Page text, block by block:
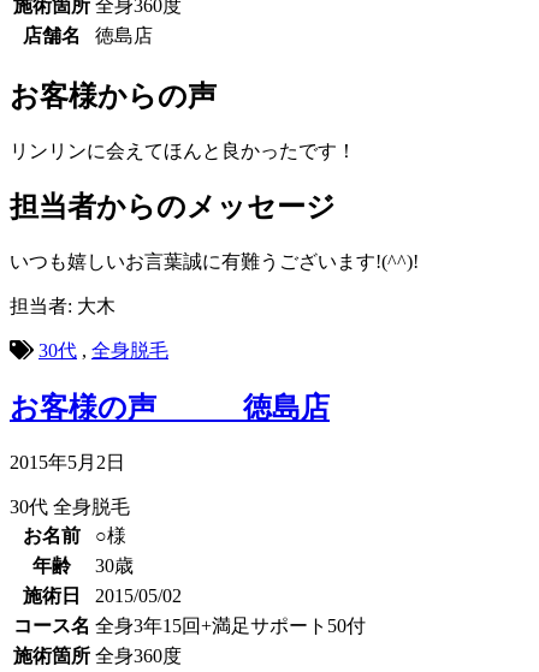
施術箇所 全身360度
店舗名
徳島店
お客様からの声
リンリンに会えてほんと良かったです！
担当者からのメッセージ
いつも嬉しいお言葉誠に有難うございます!(^^)!
担当者: 大木
30代 , 全身脱毛
お客様の声 徳島店
2015年5月2日
30代 全身脱毛
お名前
○様
年齢
30歳
施術日
2015/05/02
コース名 全身3年15回+満足サポート50付
施術箇所 全身360度